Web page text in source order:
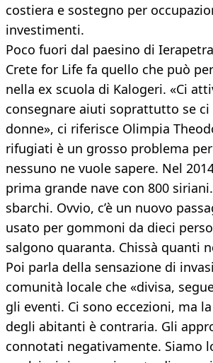
costiera e sostegno per
investimenti.
Poco fuori dal paesino di
Crete for Life fa quello che può
nella ex scuola di Kalogeri. «Ci
consegnare aiuti soprattutto se
donne», ci riferisce Olimpia
rifugiati è un grosso problema
nessuno ne vuole sapere. Nel
prima grande nave con 800
sbarchi. Ovvio, c’è un nuovo
usato per gommoni da dieci
salgono quaranta. Chissà quanti
Poi parla della sensazione di
comunità locale che «divisa,
gli eventi. Ci sono eccezioni, ma
degli abitanti è contraria. Gli
connotati negativamente. Siamo